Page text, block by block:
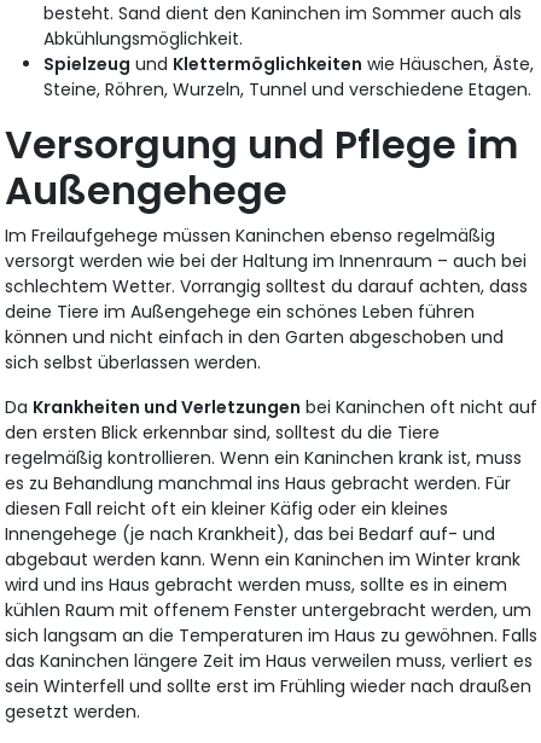
besteht. Sand dient den Kaninchen im Sommer auch als
Abkühlungsmöglichkeit.
Spielzeug und Klettermöglichkeiten wie Häuschen, Äste,
Steine, Röhren, Wurzeln, Tunnel und verschiedene Etagen.
Versorgung und Pflege im
Außengehege
Im Freilaufgehege müssen Kaninchen ebenso regelmäßig
versorgt werden wie bei der Haltung im Innenraum – auch bei
schlechtem Wetter. Vorrangig solltest du darauf achten, dass
deine Tiere im Außengehege ein schönes Leben führen
können und nicht einfach in den Garten abgeschoben und
sich selbst überlassen werden.
Da Krankheiten und Verletzungen bei Kaninchen oft nicht auf
den ersten Blick erkennbar sind, solltest du die Tiere
regelmäßig kontrollieren. Wenn ein Kaninchen krank ist, muss
es zu Behandlung manchmal ins Haus gebracht werden. Für
diesen Fall reicht oft ein kleiner Käfig oder ein kleines
Innengehege (je nach Krankheit), das bei Bedarf auf- und
abgebaut werden kann. Wenn ein Kaninchen im Winter krank
wird und ins Haus gebracht werden muss, sollte es in einem
kühlen Raum mit offenem Fenster untergebracht werden, um
sich langsam an die Temperaturen im Haus zu gewöhnen. Falls
das Kaninchen längere Zeit im Haus verweilen muss, verliert es
sein Winterfell und sollte erst im Frühling wieder nach draußen
gesetzt werden.